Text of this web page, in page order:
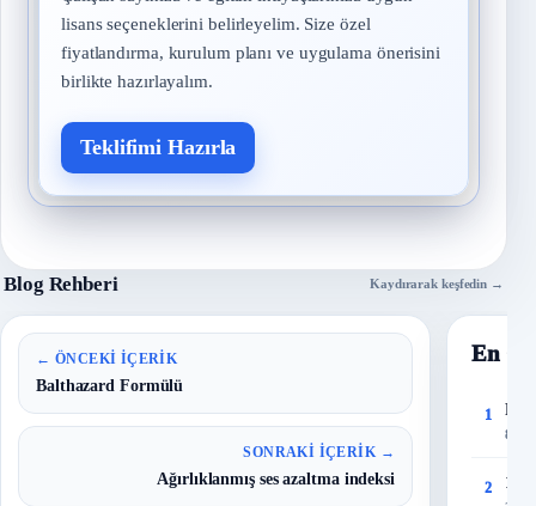
lisans seçeneklerini belirleyelim. Size özel
fiyatlandırma, kurulum planı ve uygulama önerisini
birlikte hazırlayalım.
Teklifimi Hazırla
Blog Rehberi Kaydırarak keşfedin →
← ÖNCEKI İÇERIK
Balthazard Formülü
SONRAKI İÇERIK →
Ağırlıklanmış ses azaltma indeksi
En
1
8
2 150